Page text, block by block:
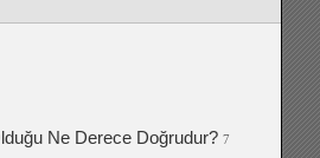
Ne Derece Doğrudur? 7